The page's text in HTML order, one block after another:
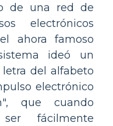
de una red de
electrónicos
ahora famoso
ideó un
del alfabeto
electrónico
que cuando
fácilmente